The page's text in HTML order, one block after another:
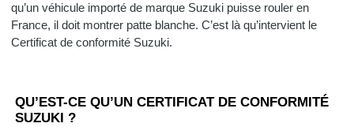
qu’un véhicule importé de marque Suzuki puisse rouler en
France, il doit montrer patte blanche. C’est là qu’intervient le
Certificat de conformité Suzuki.
QU’EST-CE QU’UN CERTIFICAT DE CONFORMITÉ
SUZUKI ?